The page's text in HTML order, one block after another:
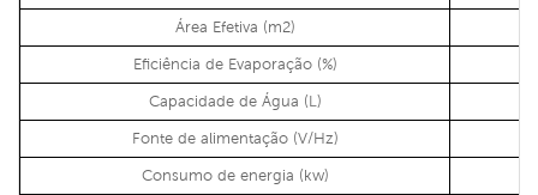
Área Efetiva (m2)
Eficiência de Evaporação (%)
Capacidade de Água (L)
Fonte de alimentação (V/Hz)
Consumo de energia (kw)